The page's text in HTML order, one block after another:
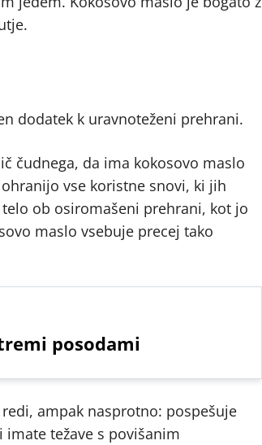
dodatek k uravnoteženi prehrani.
čudnega, da ima kokosovo maslo
vse koristne snovi, ki jih
ob osiromašeni prehrani, kot jo
maslo vsebuje precej tako
posodami
ampak nasprotno: pospešuje
težave s povišanim